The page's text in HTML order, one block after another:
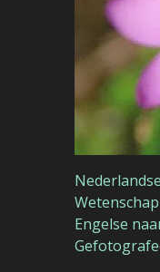
Engelse